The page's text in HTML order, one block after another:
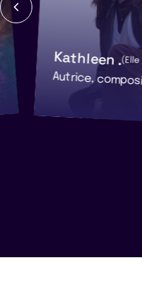
Kathleen .(Elle
Autrice,